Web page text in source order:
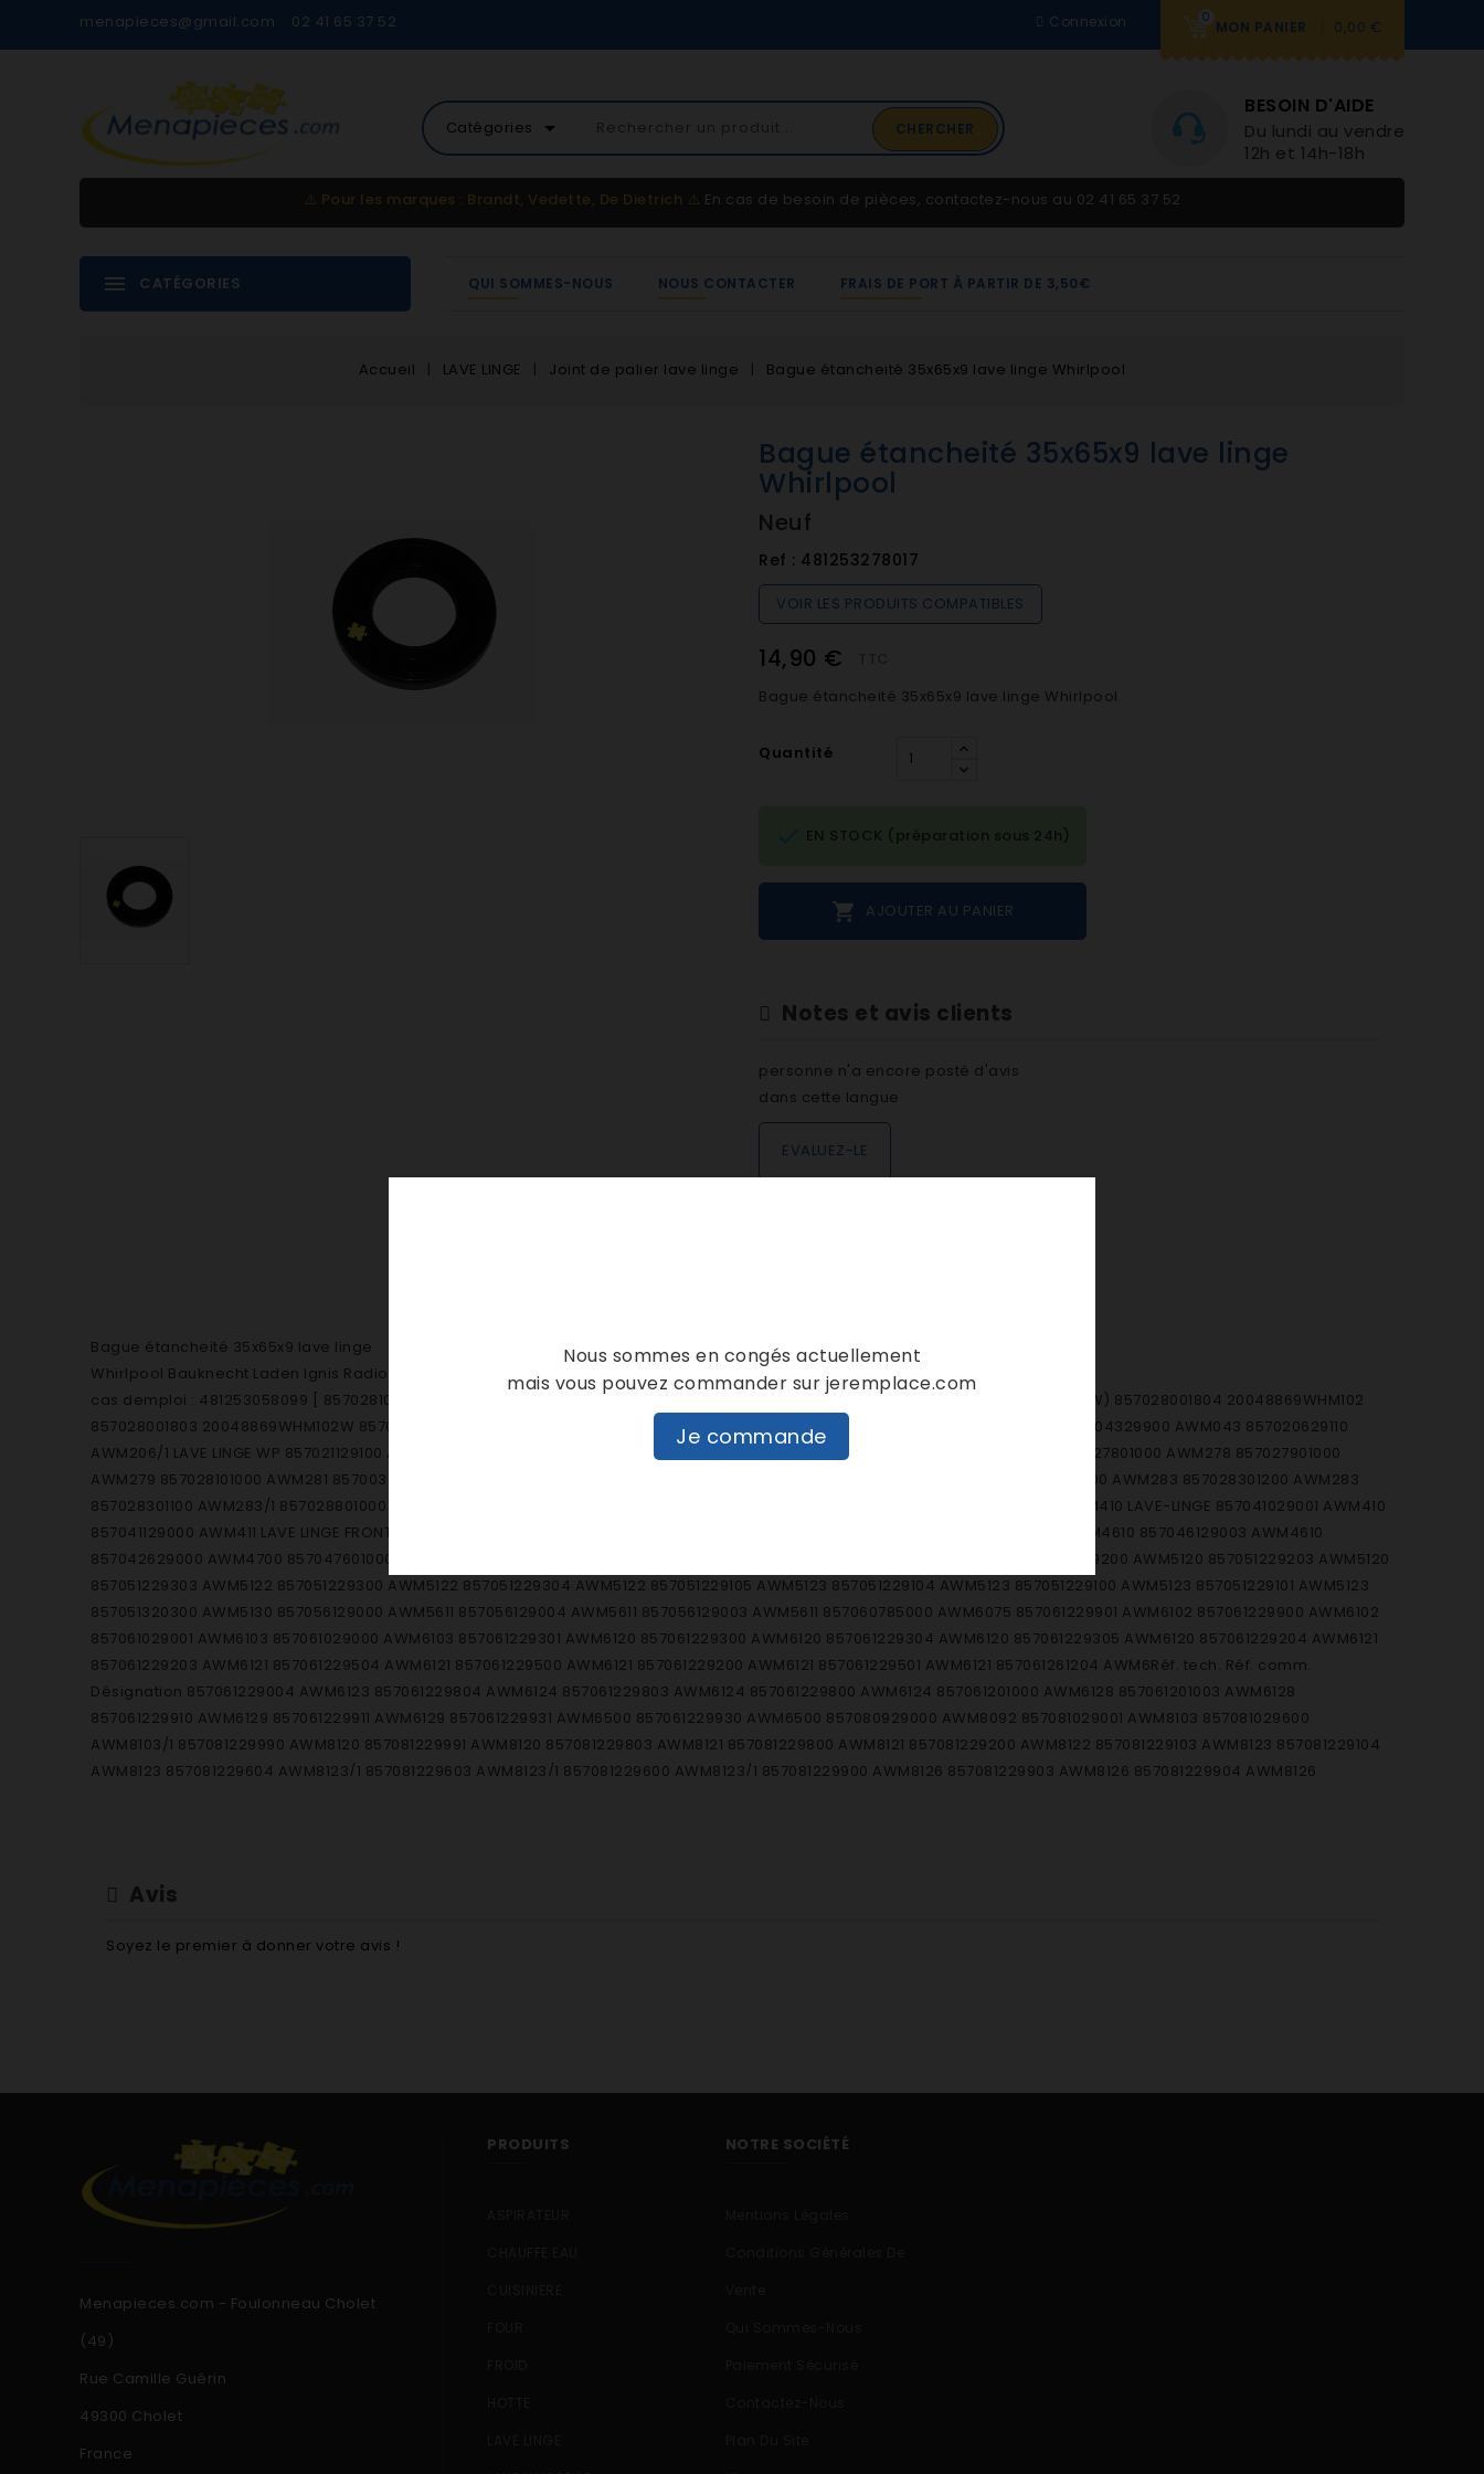
menapieces@gmail.com 02 41 65 37 52 0
MON PANIER 0,00 €
Connexion
Catégories arrow_drop_down CHERCHER
02 41 65 37 52
Service client
BESOIN D'AIDE
Du lundi au vendredi 9h-
12h et 14h-18h
⚠️ Pour les marques : Brandt, Vedette, De Dietrich ⚠️ En cas de besoin de pièces, contactez-nous au 02 41 65 37 52
CATÉGORIES QUI SOMMES-NOUS NOUS CONTACTER FRAIS DE PORT À PARTIR DE 3,50€
Accueil LAVE LINGE Joint de palier lave linge Bague étancheité 35x65x9 lave linge Whirlpool
Bague étancheité 35x65x9 lave linge
Whirlpool
Neuf
Ref : 481253278017
VOIR LES PRODUITS COMPATIBLES
14,90 €
Bague étancheité 35x65x9 lave linge Whirlpool
Quantité
 AJOUTER AU PANIER
EN STOCK (préparation sous 24h)
Notes et avis clients
personne n'a encore posté d'avis
dans cette langue
EVALUEZ-LE
Bague étancheité 35x65x9 lave linge
Whirlpool Bauknecht Laden Ignis Radiola Philips
cas demploi : 481253058099 [ 857028101804 00048870WHM112 857028101803 00048870WHM112W 857028001800 20048869(WHM102/W) 857028001804 20048869WHM102
857028001803 20048869WHM102W 857028201804 80048871WHM142 857028201803 80048871WHM142W 857004329907 AWM043 857004329900 AWM043 857020629110
AWM206/1 LAVE LINGE WP 857021129100 AWM211 LAVE LINGE DELTA 857021129000 AWM211 LAVE LINGE DELTA 857027501000 AWM275 857027801000 AWM278 857027901000
AWM279 857028101000 AWM281 857003301000 AWM281/1/WS 857003301010 AWM281/3WS-B,NL 857028201200 AWM282/2 857028301000 AWM283 857028301200 AWM283
857028301100 AWM283/1 857028801000 AWM288/WS 857033201000 AWM332 857040929000 AWM409 LAVE-LINGE 857041029000 AWM410 LAVE-LINGE 857041029001 AWM410
857041129000 AWM411 LAVE LINGE FRONTAL 857042529000 AWM4600 LAVE LINGE FRONTAL 857046129000 AWM4610 857046129004 AWM4610 857046129003 AWM4610
857042629000 AWM4700 857047601000 AWM476/3 857051129000 AWM5110 857051129001 AWM5110 857051229204 AWM5120 857051229200 AWM5120 857051229203 AWM5120
857051229303 AWM5122 857051229300 AWM5122 857051229304 AWM5122 857051229105 AWM5123 857051229104 AWM5123 857051229100 AWM5123 857051229101 AWM5123
857051320300 AWM5130 857056129000 AWM5611 857056129004 AWM5611 857056129003 AWM5611 857060785000 AWM6075 857061229901 AWM6102 857061229900 AWM6102
857061029001 AWM6103 857061029000 AWM6103 857061229301 AWM6120 857061229300 AWM6120 857061229304 AWM6120 857061229305 AWM6120 857061229204 AWM6121
857061229203 AWM6121 857061229504 AWM6121 857061229500 AWM6121 857061229200 AWM6121 857061229501 AWM6121 857061261204 AWM6Réf. tech. Réf. comm.
Désignation 857061229004 AWM6123 857061229804 AWM6124 857061229803 AWM6124 857061229800 AWM6124 857061201000 AWM6128 857061201003 AWM6128
857061229910 AWM6129 857061229911 AWM6129 857061229931 AWM6500 857061229930 AWM6500 857080929000 AWM8092 857081029001 AWM8103 857081029600
AWM8103/1 857081229990 AWM8120 857081229991 AWM8120 857081229803 AWM8121 857081229800 AWM8121 857081229200 AWM8122 857081229103 AWM8123 857081229104
AWM8123 857081229604 AWM8123/1 857081229603 AWM8123/1 857081229600 AWM8123/1 857081229900 AWM8126 857081229903 AWM8126 857081229904 AWM8126
858009301000 AWP093 858002829301 FL1117 858002829300 FL1117 858002229003 FL1167 858002229000 FL1167 858000529000 FL1200 858002629000 FL1219 858002629200 FL1219
FL1259 858090529001 FL1260 858090529000 FL1260 858441629007 FL1262 858441629100 FL1263 858090429000 FL1265122 857061261200 AWM6122 857061261203 AWM6122
Avis
Soyez le premier à donner votre avis !
Menapieces.com - Foulonneau Cholet
(49)
Rue Camille Guérin
49300 Cholet
France
PRODUITS NOTRE SOCIÉTÉ
Nous sommes en congés actuellement
mais vous pouvez commander sur jeremplace.com
Je commande